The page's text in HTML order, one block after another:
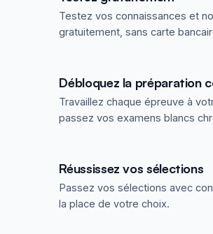
Testez vos connaissances et
gratuitement, sans carte
Débloquez la préparation
Travaillez chaque épreuve à
passez vos examens blancs
Réussissez vos sélections
Passez vos sélections avec
la place de votre choix.